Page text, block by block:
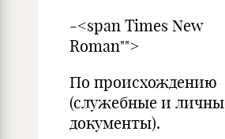
-<span Times New
Roman"">
По происхождению
(служебные и
документы).